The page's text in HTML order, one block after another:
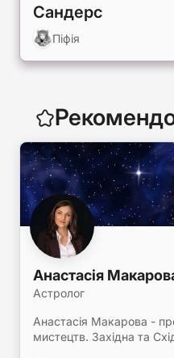
Сандерс
Піфія
Анастасія
Астролог
Анастасія Макарова -
мистецтв. Західна та